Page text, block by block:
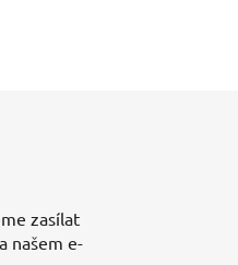
zasílat
našem e-